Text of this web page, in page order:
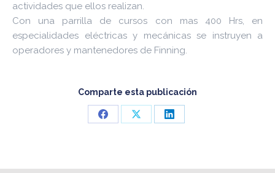
actividades que ellos realizan.
Con una parrilla de cursos con mas 400 Hrs, en
especialidades eléctricas y mecánicas se instruyen a
operadores y mantenedores de Finning.
Comparte esta publicación
Share
Share
Share